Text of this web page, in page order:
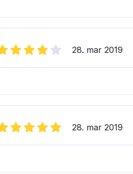
28. mar 2019
28. mar 2019